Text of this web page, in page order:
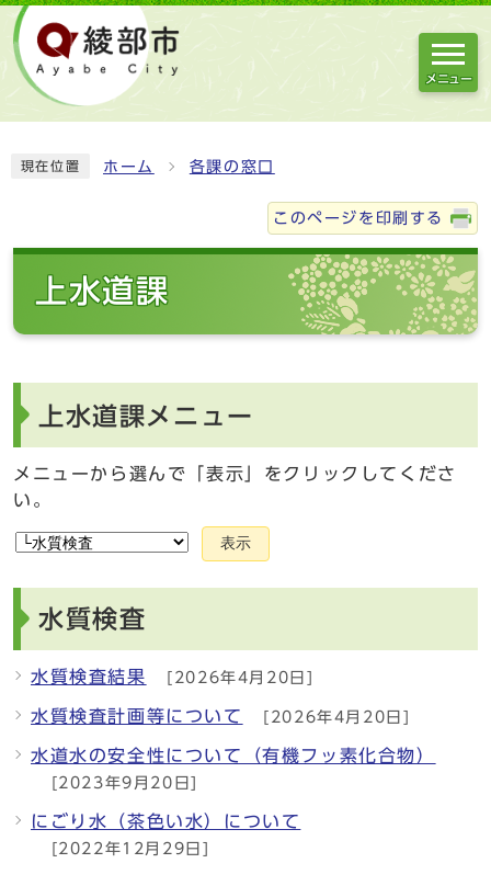
メニュー
現在位置 ホーム 各課の窓口
このページを印刷する
上水道課
上水道課メニュー
メニューから選んで「表示」をクリックしてくださ
い。
表示
水質検査
水質検査結果 [2026年4月20日]
水質検査計画等について [2026年4月20日]
水道水の安全性について（有機フッ素化合物）
[2023年9月20日]
にごり水（茶色い水）について
[2022年12月29日]